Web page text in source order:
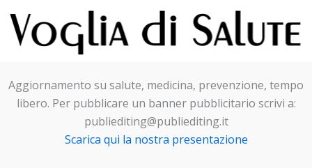
Aggiornamento su salute, medicina, prevenzione, tempo
libero. Per pubblicare un banner pubblicitario scrivi a:
publiediting@publiediting.it
Scarica qui la nostra presentazione